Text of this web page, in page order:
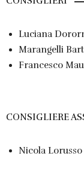
Luciana
Marangelli
Francesco
CONSIGLIERE
Nicola Lorusso